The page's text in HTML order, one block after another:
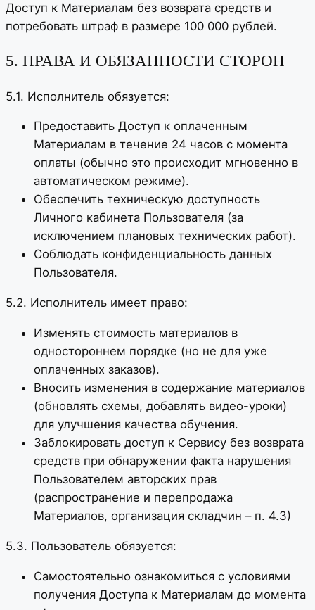
Доступ к Материалам без возврата средств и
потребовать штраф в размере 100 000 рублей.
5. ПРАВА И ОБЯЗАННОСТИ СТОРОН
5.1. Исполнитель обязуется:
Предоставить Доступ к оплаченным
Материалам в течение 24 часов с момента
оплаты (обычно это происходит мгновенно в
автоматическом режиме).
Обеспечить техническую доступность
Личного кабинета Пользователя (за
исключением плановых технических работ).
Соблюдать конфиденциальность данных
Пользователя.
5.2. Исполнитель имеет право:
Изменять стоимость материалов в
одностороннем порядке (но не для уже
оплаченных заказов).
Вносить изменения в содержание материалов
(обновлять схемы, добавлять видео-уроки)
для улучшения качества обучения.
Заблокировать доступ к Сервису без возврата
средств при обнаружении факта нарушения
Пользователем авторских прав
(распространение и перепродажа
Материалов, организация складчин – п. 4.3)
5.3. Пользователь обязуется:
Самостоятельно ознакомиться с условиями
получения Доступа к Материалам до момента